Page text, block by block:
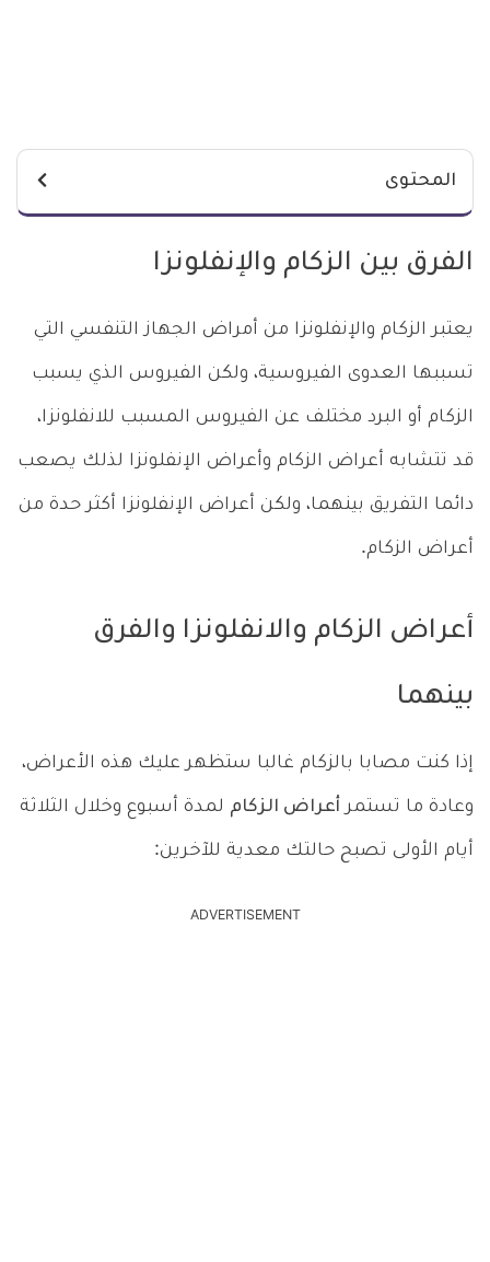
المحتوى
الفرق بين الزكام والإنفلونزا
يعتبر الزكام والإنفلونزا من أمراض الجهاز التنفسي التي
تسببها العدوى الفيروسية، ولكن الفيروس الذي يسبب
الزكام أو البرد مختلف عن الفيروس المسبب للانفلونزا،
قد تتشابه أعراض الزكام وأعراض الإنفلونزا لذلك يصعب
دائما التفريق بينهما، ولكن أعراض الإنفلونزا أكثر حدة من
أعراض الزكام.
أعراض الزكام والانفلونزا والفرق
بينهما
إذا كنت مصابا بالزكام غالبا ستظهر عليك هذه الأعراض،
وعادة ما تستمر أعراض الزكام لمدة أسبوع وخلال الثلاثة
أيام الأولى تصبح حالتك معدية للآخرين:
ADVERTISEMENT